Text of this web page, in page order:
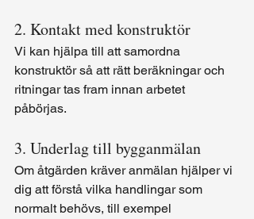
2. Kontakt med konstruktör
Vi kan hjälpa till att samordna
konstruktör så att rätt beräkningar och
ritningar tas fram innan arbetet
påbörjas.
3. Underlag till bygganmälan
Om åtgärden kräver anmälan hjälper vi
dig att förstå vilka handlingar som
normalt behövs, till exempel